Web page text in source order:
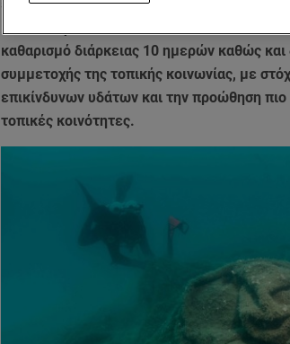
εκκινώντας τις δραστηριότητές τους για
καθαρισμό διάρκειας 10 ημερών καθώς
συμμετοχής της τοπικής κοινωνίας, με
επικίνδυνων υδάτων και την προώθηση
τοπικές κοινότητες.